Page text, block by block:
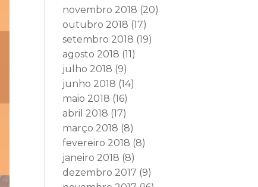
novembro 2018 (20)
outubro 2018 (17)
setembro 2018 (19)
agosto 2018 (11)
julho 2018 (9)
junho 2018 (14)
maio 2018 (16)
abril 2018 (17)
março 2018 (8)
fevereiro 2018 (8)
janeiro 2018 (8)
dezembro 2017 (9)